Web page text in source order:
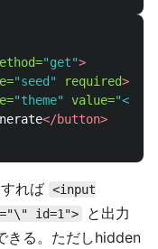
"get">
"seed" required>
"theme" value="<%=
</button>
れば <input
id=1">
と出力
きる。ただしhidden